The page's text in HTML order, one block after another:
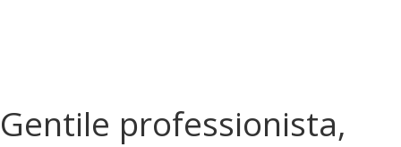
Gentile professionista,